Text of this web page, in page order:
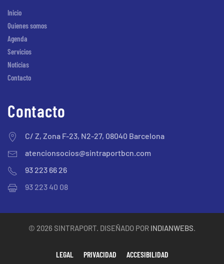
Inicio
Quienes somos
Agenda
Servicios
Noticias
Contacto
Contacto
C/ Z, Zona F-23, N2-27, 08040 Barcelona
atencionsocios@sintraportbcn.com
93 223 66 26
93 223 40 08
© 2026 SINTRAPORT. DISEÑADO POR INDIANWEBS.
LEGAL PRIVACIDAD ACCESIBILIDAD